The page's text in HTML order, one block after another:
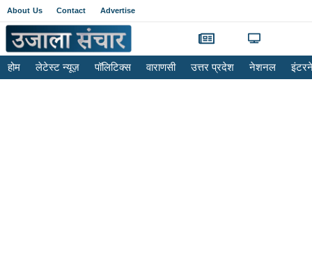
About Us Contact Advertise
होम लेटेस्ट न्यूज़ पॉलिटिक्स वाराणसी उत्तर प्रदेश नेशनल